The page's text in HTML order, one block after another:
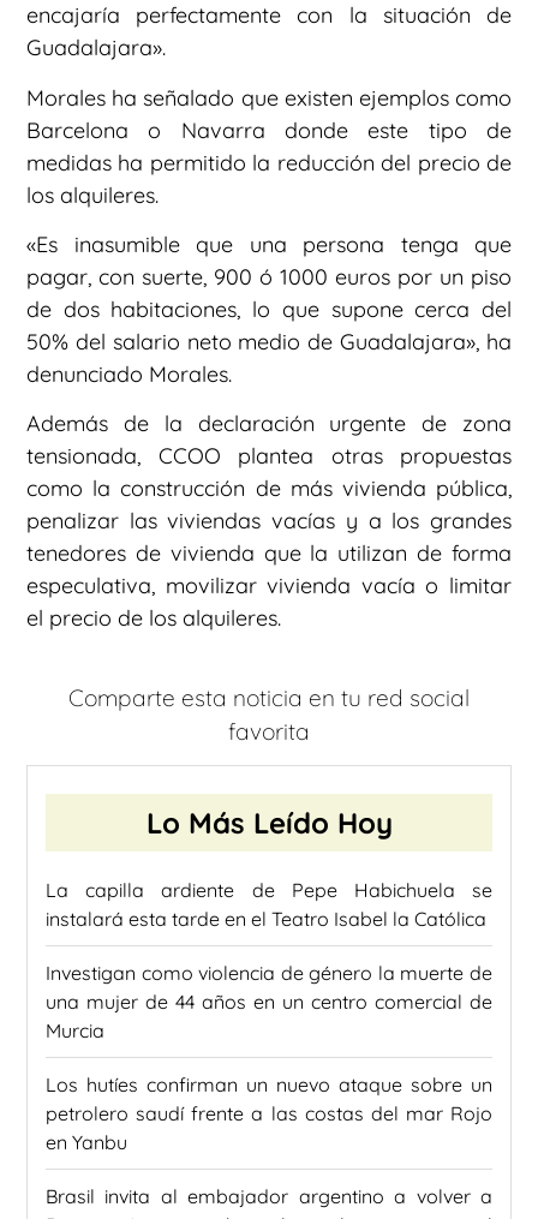
encajaría perfectamente con la situación de
Guadalajara».
Morales ha señalado que existen ejemplos como
Barcelona o Navarra donde este tipo de
medidas ha permitido la reducción del precio de
los alquileres.
«Es inasumible que una persona tenga que
pagar, con suerte, 900 ó 1000 euros por un piso
de dos habitaciones, lo que supone cerca del
50% del salario neto medio de Guadalajara», ha
denunciado Morales.
Además de la declaración urgente de zona
tensionada, CCOO plantea otras propuestas
como la construcción de más vivienda pública,
penalizar las viviendas vacías y a los grandes
tenedores de vivienda que la utilizan de forma
especulativa, movilizar vivienda vacía o limitar
el precio de los alquileres.
Comparte esta noticia en tu red social
favorita
Lo Más Leído Hoy
La capilla ardiente de Pepe Habichuela se
instalará esta tarde en el Teatro Isabel la Católica
Investigan como violencia de género la muerte de
una mujer de 44 años en un centro comercial de
Murcia
Los hutíes confirman un nuevo ataque sobre un
petrolero saudí frente a las costas del mar Rojo
en Yanbu
Brasil invita al embajador argentino a volver a